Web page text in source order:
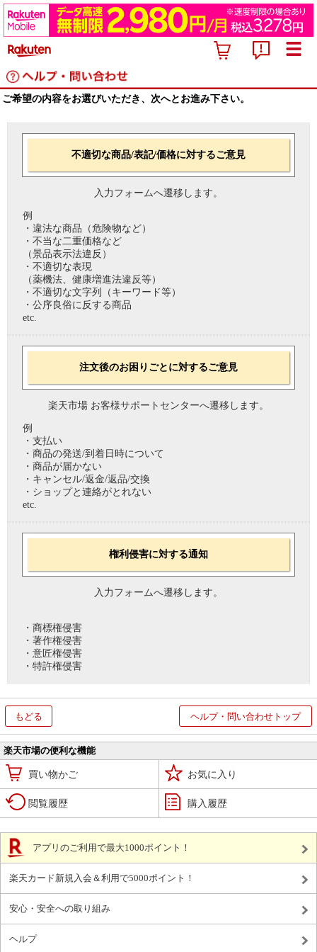
ご希望の内容をお選びいただき、次へとお進み下さい。
不適切な商品/表記/価格に対するご意見
入力フォームへ遷移します。
例
・違法な商品（危険物など）
・不当な二重価格など
（景品表示法違反）
・不適切な表現
（薬機法、健康増進法違反等）
・不適切な文字列（キーワード等）
・公序良俗に反する商品
etc.
注文後のお困りごとに対するご意見
楽天市場 お客様サポートセンターへ遷移します。
例
・支払い
・商品の発送/到着日時について
・商品が届かない
・キャンセル/返金/返品/交換
・ショップと連絡がとれない
etc.
権利侵害に対する通知
入力フォームへ遷移します。
・商標権侵害
・著作権侵害
・意匠権侵害
・特許権侵害
もどる ヘルプ・問い合わせトップ
楽天市場の便利な機能
買い物かご お気に入り
閲覧履歴 購入履歴
アプリのご利用で最大1000ポイント！
楽天カード新規入会＆利用で5000ポイント！
安心・安全への取り組み
ヘルプ